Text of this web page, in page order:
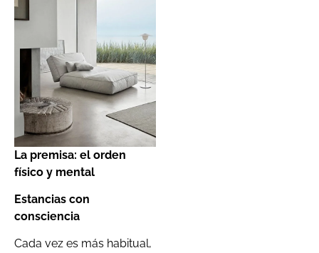
La premisa: el orden
físico y mental
Estancias con
consciencia
Cada vez es más habitual,